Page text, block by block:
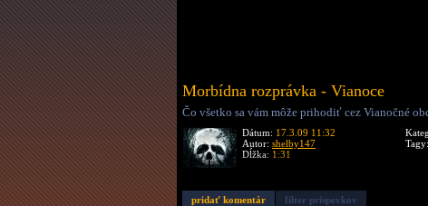
Morbídna rozprávka - Vianoce
Čo všetko sa vám môže prihodiť cez Vianočné
Dátum: 17.3.09 11:32
Autor: shelby147
Dĺžka: 1:31
Tagy:
pridať komentár filter príspevkov